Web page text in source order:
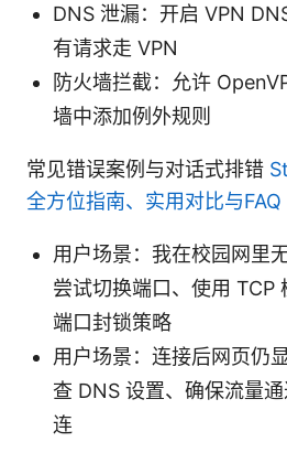
DNS 泄漏：开启 VPN
有请求走 VPN
防火墙拦截：允许
墙中添加例外规则
常见错误案例与对话式排错
全方位指南、实用对比与FAQ
用户场景：我在校园网里
尝试切换端口、使用 TCP
端口封锁策略
用户场景：连接后网页仍
查 DNS 设置、确保流量
连